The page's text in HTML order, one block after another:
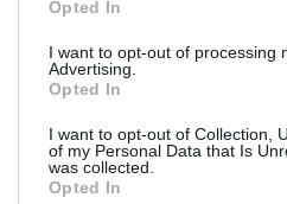
Opted In
I want to opt-out of processing
Advertising.
Opted In
I want to opt-out of Collection,
of my Personal Data that Is
was collected.
Opted In